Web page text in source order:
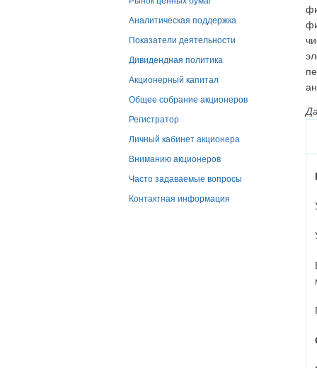
Аналитическая поддержка
Показатели деятельности
Дивидендная политика
Акционерный капитал
Общее собрание акционеров
Регистратор
Личный кабинет акционера
Вниманию акционеров
Часто задаваемые вопросы
Контактная информация